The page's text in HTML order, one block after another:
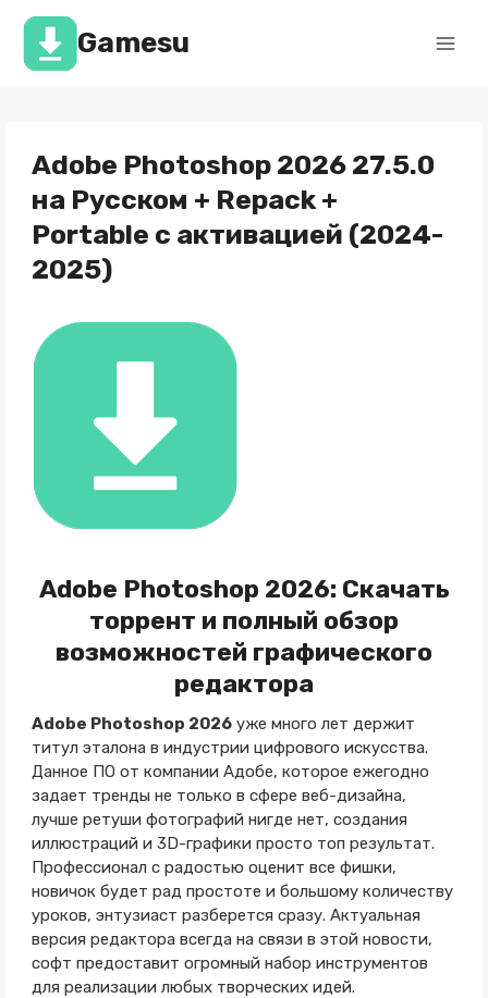
Перейти
содержимомуGamesu
Adobe Photoshop 2026 27.5.0
на Русском + Repack +
Portable с активацией (2024-
2025)
Adobe Photoshop 2026: Скачать
торрент и полный обзор
возможностей графического
редактора
Adobe Photoshop 2026уже много лет держит
титул эталона в индустрии цифрового искусства.
Данное ПО от компании Адобе, которое ежегодно
задает тренды не только в сфере веб-дизайна,
лучше ретуши фотографий нигде нет, создания
иллюстраций и 3D-графики просто топ результат.
Профессионал с радостью оценит все фишки,
новичок будет рад простоте и большому количеству
уроков, энтузиаст разберется сразу. Актуальная
версия редактора всегда на связи в этой новости,
софт предоставит огромный набор инструментов
для реализации любых творческих идей.